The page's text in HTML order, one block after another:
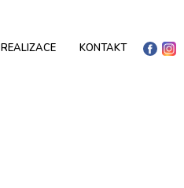
REALIZACE KONTAKT